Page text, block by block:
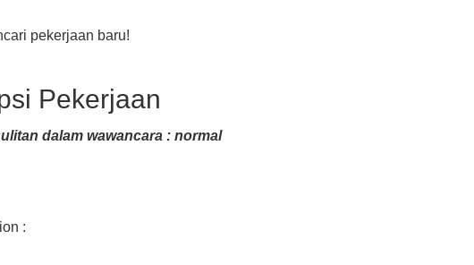
pekerjaan baru!
Pekerjaan
dalam wawancara : normal
: